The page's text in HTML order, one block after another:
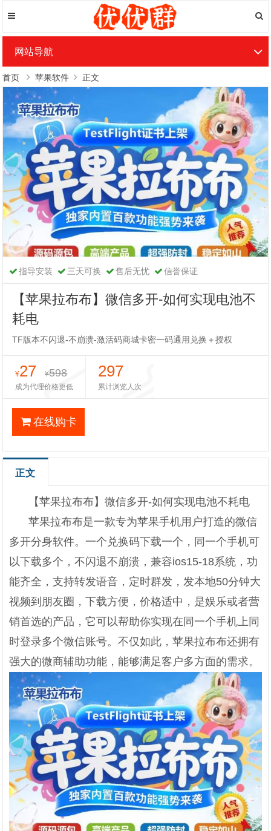
网站导航
首页 苹果软件 正文
指导安装 三天可换 售后无忧 信誉保证
【苹果拉布布】微信多开-如何实现电池不
耗电
TF版本不闪退-不崩溃-激活码商城卡密一码通用兑换＋授权
¥27 ¥598
成为代理价格更低
297
累计浏览人次
在线购卡
正文
【苹果拉布布】微信多开-如何实现电池不耗电
苹果拉布布是一款专为苹果手机用户打造的微信
多开分身软件。一个兑换码下载一个，同一个手机可
以下载多个，不闪退不崩溃，兼容ios15-18系统，功
能齐全，支持转发语音，定时群发，发本地50分钟大
视频到朋友圈，下载方便，价格适中，是娱乐或者营
销首选的产品，它可以帮助你实现在同一个手机上同
时登录多个微信账号。不仅如此，苹果拉布布还拥有
强大的微商辅助功能，能够满足客户多方面的需求。